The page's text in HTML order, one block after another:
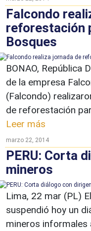
Falcondo
reforestación
Bosques
BONAO, República
de la empresa
(Falcondo)
de reforestación
Leer más
marzo 22, 2014
PERU: Corta
mineros
Lima, 22 mar (PL)
suspendió hoy un
mineros informales